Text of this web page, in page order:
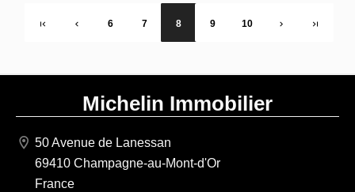
6 7 8 9 10
Michelin Immobilier
50 Avenue de Lanessan
69410 Champagne-au-Mont-d'Or
France